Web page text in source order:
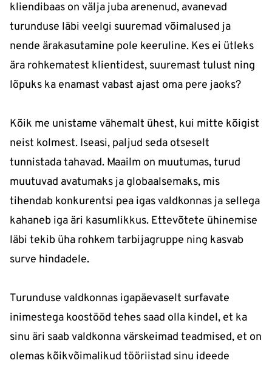
kliendibaas on välja juba arenenud, avanevad
turunduse läbi veelgi suuremad võimalused ja
nende ärakasutamine pole keeruline. Kes ei ütleks
ära rohkematest klientidest, suuremast tulust ning
lõpuks ka enamast vabast ajast oma pere jaoks?
Kõik me unistame vähemalt ühest, kui mitte kõigist
neist kolmest. Iseasi, paljud seda otseselt
tunnistada tahavad. Maailm on muutumas, turud
muutuvad avatumaks ja globaalsemaks, mis
tihendab konkurentsi pea igas valdkonnas ja sellega
kahaneb iga äri kasumlikkus. Ettevõtete ühinemise
läbi tekib üha rohkem tarbijagruppe ning kasvab
surve hindadele.
Turunduse valdkonnas igapäevaselt surfavate
inimestega koostööd tehes saad olla kindel, et ka
sinu äri saab valdkonna värskeimad teadmised, et on
olemas kõikvõimalikud tööriistad sinu ideede